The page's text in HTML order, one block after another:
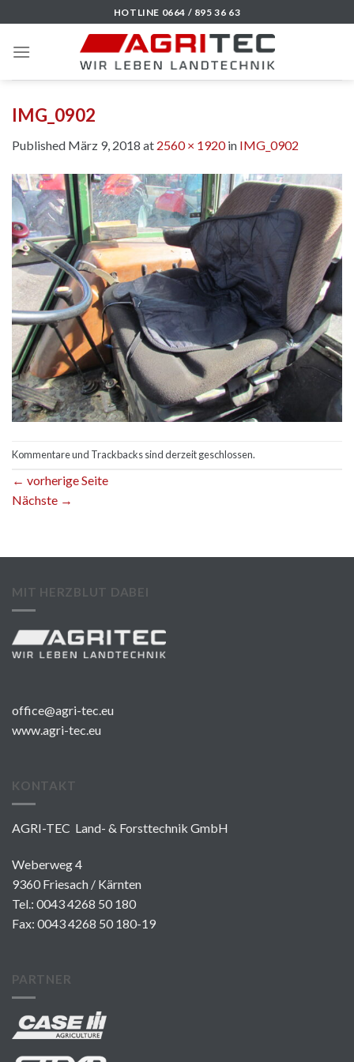
to
content
HOTLINE 0664 / 895 36 63
IMG_0902
Published März 9, 2018 at 2560 × 1920in IMG_0902
Kommentare und Trackbacks sind derzeit geschlossen.
← vorherige Seite
Nächste →
MIT HERZBLUT DABEI
office@agri-tec.eu
www.agri-tec.eu
KONTAKT
AGRI-TEC Land- & Forsttechnik GmbH
Weberweg 4
9360 Friesach / Kärnten
Tel.: 0043 4268 50 180
Fax: 0043 4268 50 180-19
PARTNER